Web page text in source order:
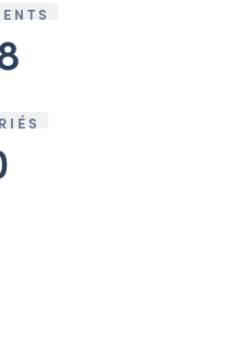
de la Région Grand Est